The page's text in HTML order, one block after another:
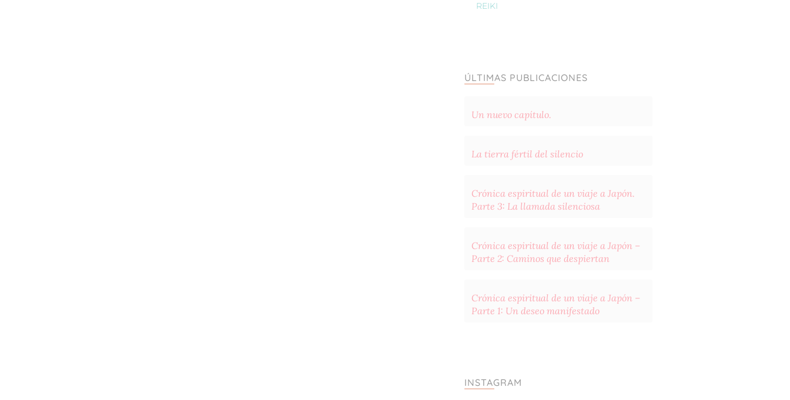
REIKI
ÚLTIMAS PUBLICACIONES
Un nuevo capítulo.
La tierra fértil del silencio
Crónica espiritual de un viaje a Japón.
Parte 3: La llamada silenciosa
Crónica espiritual de un viaje a Japón –
Parte 2: Caminos que despiertan
Crónica espiritual de un viaje a Japón –
Parte 1: Un deseo manifestado
INSTAGRAM